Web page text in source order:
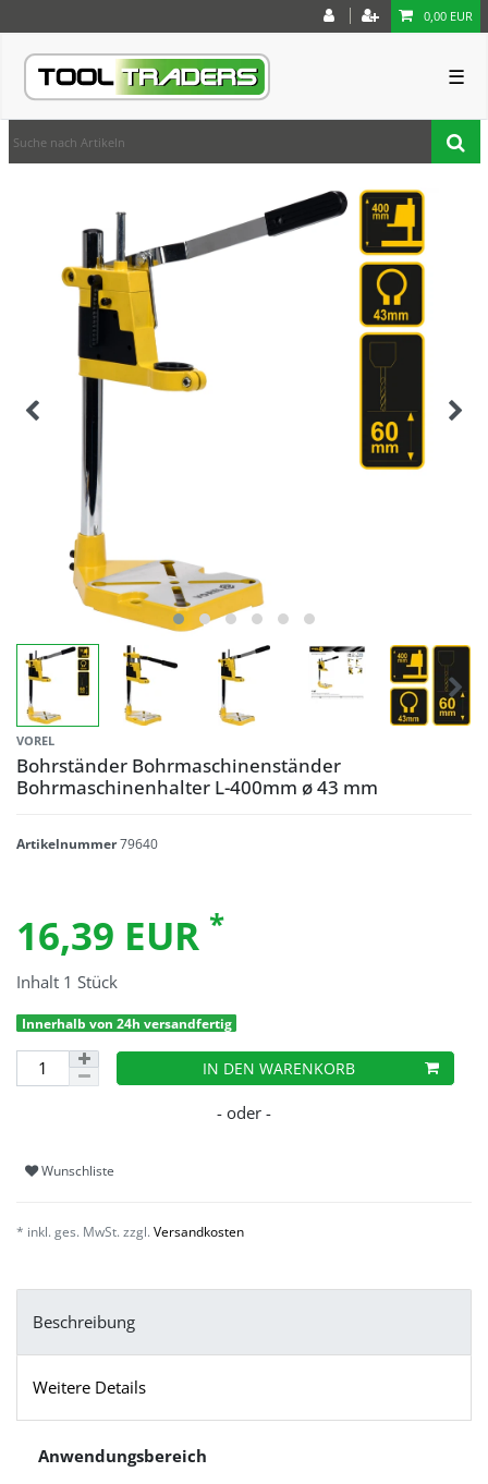
0,00 EUR
☰
VOREL
Bohrständer Bohrmaschinenständer
Bohrmaschinenhalter L-400mm ø 43 mm
Artikelnummer79640
16,39 EUR *
Inhalt 1 Stück
Innerhalb von 24h versandfertig
IN DEN WARENKORB
Wunschliste
* inkl. ges. MwSt. zzgl. Versandkosten
Beschreibung
Weitere Details
Anwendungsbereich